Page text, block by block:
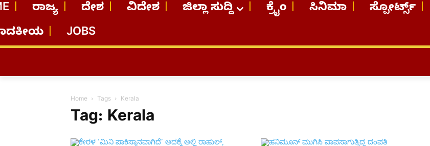
ರಾಜ್ಯ ದೇಶ ವಿದೇಶ ಜಿಲ್ಲಾ ಸುದ್ದಿ ಕ್ರೈಂ ಸಿನಿಮಾ ಸ್ಪೋರ್ಟ್ಸ್
JOBS
Home Tags Kerala
Tag: Kerala